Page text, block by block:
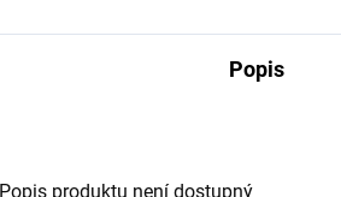
Popis
Popis produktu není dostupný